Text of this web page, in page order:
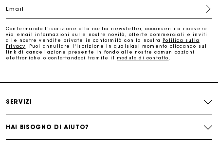
Paga in 3 rate senza commissioni
Cambi & Resi gratuiti
Email
Confermando l'iscrizione alla nostra newsletter, acconsenti a ricevere
via email informazioni sulle nostre novità, offerte commerciali e inviti
alle nostre vendite private in conformità con la nostra Politica sulla
Privacy
. Puoi annullare l'iscrizione in qualsiasi momento cliccando sul
link di cancellazione presente in fondo alle nostre comunicazioni
elettroniche o contattandoci tramite il modulo di contatto
SERVIZI
HAI BISOGNO DI AIUTO?